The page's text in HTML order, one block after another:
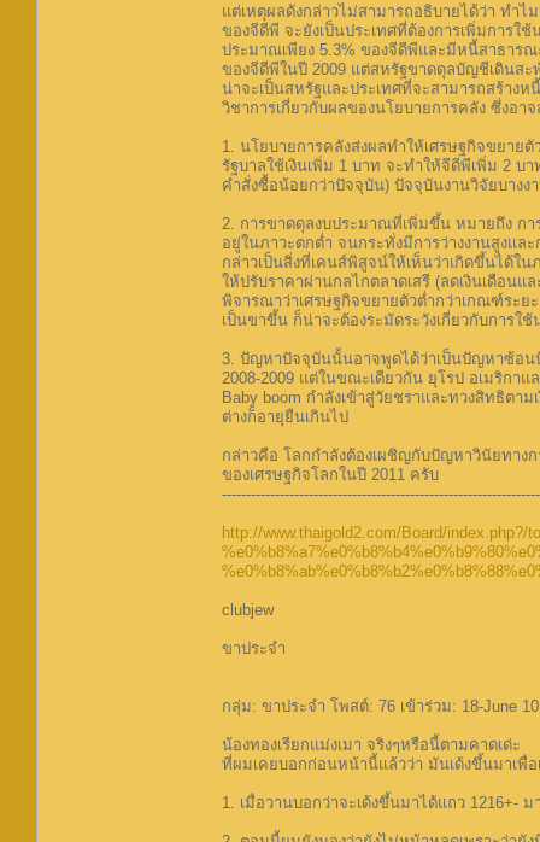
แต่เหตุผลดังกล่าวไม่สามารถอธิบายได้ว่า ทำ
ของจีดีพี จะยังเป็นประเทศที่ต้องการเพิ่มการใ
ประมาณเพียง 5.3% ของจีดีพีและมีหนี้สาธาร
ของจีดีพีในปี 2009 แต่สหรัฐขาดดุลบัญชีเดินสะ
น่าจะเป็นสหรัฐและประเทศที่จะสามารถสร้างห
วิชาการเกี่ยวกับผลของนโยบายการคลัง ซึ่งอา
1. นโยบายการคลังส่งผลทำให้เศรษฐกิจขยา
รัฐบาลใช้เงินเพิ่ม 1 บาท จะทำให้จีดีพีเพิ่ม 2 บ
คำสั่งซื้อน้อยกว่าปัจจุบัน) ปัจจุบันงานวิจัยบาง
2. การขาดดุลงบประมาณที่เพิ่มขึ้น หมายถึง กา
อยู่ในภาวะตกต่ำ จนกระทั่งมีการว่างงานสูงแล
กล่าวเป็นสิ่งที่เคนส์พิสูจน์ให้เห็นว่าเกิดขึ้นได้
ให้ปรับราคาผ่านกลไกตลาดเสรี (ลดเงินเดือน
พิจารณาว่าเศรษฐกิจขยายตัวต่ำกว่าเกณฑ์ระย
เป็นขาขึ้น ก็น่าจะต้องระมัดระวังเกี่ยวกับการใ
3. ปัญหาปัจจุบันนั้นอาจพูดได้ว่าเป็นปัญหาซ้อน
2008-2009 แต่ในขณะเดียวกัน ยุโรป อเมริกา
Baby boom กำลังเข้าสู่วัยชราและทวงสิทธิตา
ต่างก็อายุยืนเกินไป
กล่าวคือ โลกกำลังต้องเผชิญกับปัญหาวินัยทาง
ของเศรษฐกิจโลกในปี 2011 ครับ
http://www.thaigold2.com/Board/index.php?/
clubjew
ขาประจำ
กลุ่ม: ขาประจำ โพสต์: 76 เข้าร่วม: 18-June
น้องทองเรียกแม่งเมา จริงๆหรือนี้ตามคาดเด่ะ
ที่ผมเคยบอกก่อนหน้านี้แล้วว่า มันเด้งขึ้นมาเพื่
1. เมื่อวานบอกว่าจะเด้งขึ้นมาได้แถว 1216+-